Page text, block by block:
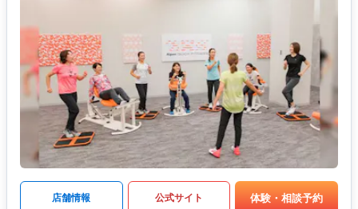
店舗情報 公式サイト 体験・相談予約